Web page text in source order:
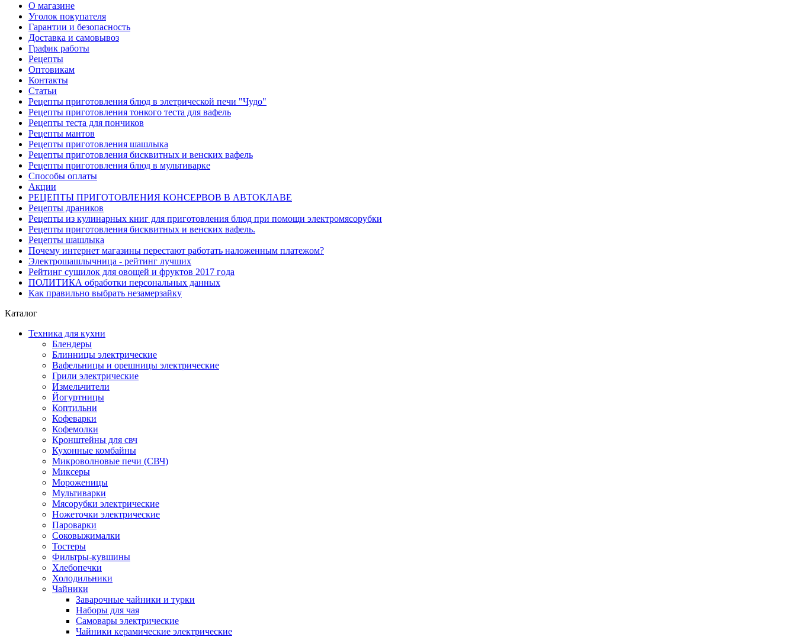
О магазине
Уголок покупателя
Гарантии и безопасность
Доставка и самовывоз
График работы
Рецепты
Оптовикам
Контакты
Статьи
Рецепты приготовления блюд в элетрической печи "Чудо"
Рецепты приготовления тонкого теста для вафель
Рецепты теста для пончиков
Рецепты мантов
Рецепты приготовления шашлыка
Рецепты приготовления бисквитных и венских вафель
Рецепты приготовления блюд в мультиварке
Способы оплаты
Акции
РЕЦЕПТЫ ПРИГОТОВЛЕНИЯ КОНСЕРВОВ В АВТОКЛАВЕ
Рецепты драников
Рецепты из кулинарных книг для приготовления блюд при помощи электромясорубки
Рецепты приготовления бисквитных и венских вафель.
Рецепты шашлыка
Почему интернет магазины перестают работать наложенным платежом?
Электрошашлычница - рейтинг лучших
Рейтинг сушилок для овощей и фруктов 2017 года
ПОЛИТИКА обработки персональных данных
Как правильно выбрать незамерзайку
Каталог
Техника для кухни
Блендеры
Блинницы электрические
Вафельницы и орешницы электрические
Грили электрические
Измельчители
Йогуртницы
Коптильни
Кофеварки
Кофемолки
Кронштейны для свч
Кухонные комбайны
Микроволновые печи (СВЧ)
Миксеры
Мороженицы
Мультиварки
Мясорубки электрические
Ножеточки электрические
Пароварки
Соковыжималки
Тостеры
Фильтры-кувшины
Хлебопечки
Холодильники
Чайники
Заварочные чайники и турки
Наборы для чая
Самовары электрические
Чайники керамические электрические